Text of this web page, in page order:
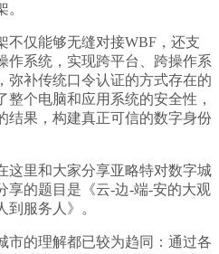
仅能够无缝对接WBF，还支
作系统，实现跨平台、跨操作系
弥补传统口令认证的方式存在的
个电脑和应用系统的安全性，
结果，构建真正可信的数字身份
里和大家分享亚略特对数字城
享的题目是《云-边-端-安的大观
服务人》。
的理解都已较为趋同：通过各